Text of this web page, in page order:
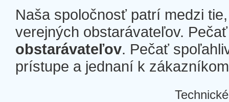
Naša spoločnosť patrí medzi
verejných obstarávateľov.
obstarávateľov. Pečať
prístupe a jednaní k